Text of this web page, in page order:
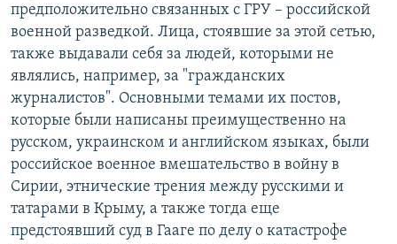
предположительно связанных с ГРУ – российской
военной разведкой. Лица, стоявшие за этой сетью,
также выдавали себя за людей, которыми не
являлись, например, за "гражданских
журналистов". Основными темами их постов,
которые были написаны преимущественно на
русском, украинском и английском языках, были
российское военное вмешательство в войну в
Сирии, этнические трения между русскими и
татарами в Крыму, а также тогда еще
предстоявший суд в Гааге по делу о катастрофе